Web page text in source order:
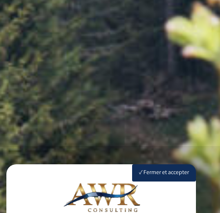
Fermer et accepter